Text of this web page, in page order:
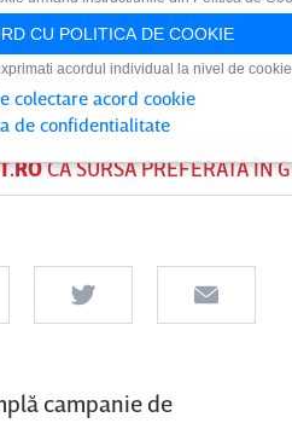
CUTUPE 10 IUN 2026
CA SURSĂ PREFERATĂ ÎN
campanie de
CU POLITICA DE COOKIE
acordul individual la nivel de
colectare acord cookie
de confidentialitate